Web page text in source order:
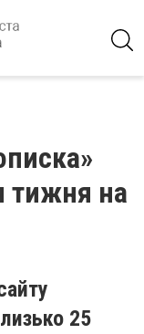
тижня на
25